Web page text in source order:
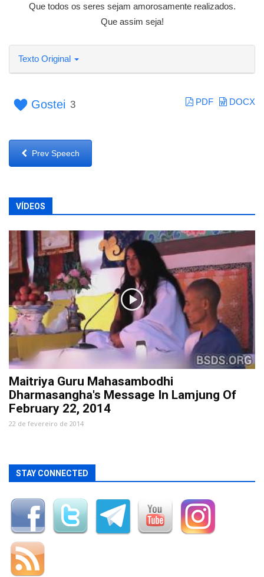
Que todos os seres sejam amorosamente realizados.
Que assim seja!
Texto Original
DOCX
PDF
Gostei 3
Prev Speech
VÍDEOS
Maitriya Guru Mahasambodhi
Dharmasangha's Message In Lamjung Of
February 22, 2014
22 de fevereiro de 2014
STAY CONNECTED